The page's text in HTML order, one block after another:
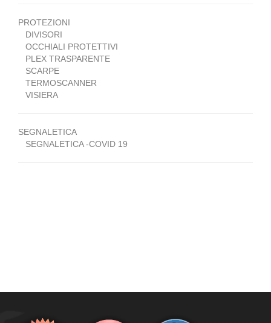
PROTEZIONI
DIVISORI
OCCHIALI PROTETTIVI
PLEX TRASPARENTE
SCARPE
TERMOSCANNER
VISIERA
SEGNALETICA
SEGNALETICA -COVID 19